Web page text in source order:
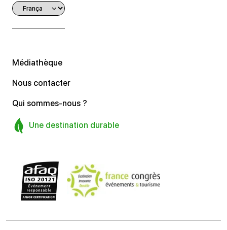
Médiathèque
Nous contacter
Qui sommes-nous ?
Une destination durable